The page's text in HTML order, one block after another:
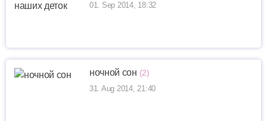
01. Sep 2014, 18:32
ночной сон (2)
31. Aug 2014, 21:40